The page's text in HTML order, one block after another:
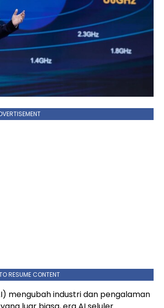
RESUME CONTENT
mengubah industri dan pengalaman